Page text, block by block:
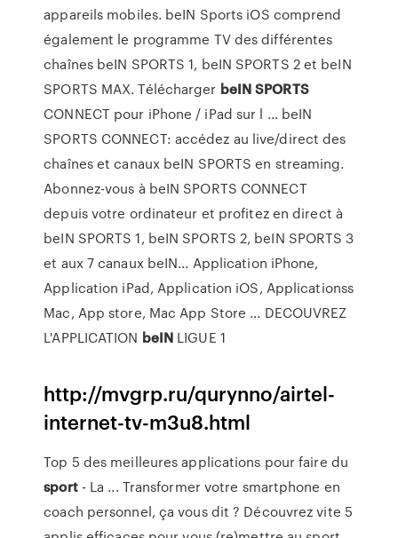
appareils mobiles. beIN Sports iOS comprend
également le programme TV des différentes
chaînes beIN SPORTS 1, beIN SPORTS 2 et beIN
SPORTS MAX. Télécharger beINSPORTS
CONNECT pour iPhone / iPad sur l ... beIN
SPORTS CONNECT: accédez au live/direct des
chaînes et canaux beIN SPORTS en streaming.
Abonnez-vous à beIN SPORTS CONNECT
depuis votre ordinateur et profitez en direct à
beIN SPORTS 1, beIN SPORTS 2, beIN SPORTS 3
et aux 7 canaux beIN... Application iPhone,
Application iPad, Application iOS, Applicationss
Mac, App store, Mac App Store ... DECOUVREZ
L'APPLICATION beIN LIGUE 1
http://mvgrp.ru/qurynno/airtel-
internet-tv-m3u8.html
Top 5 des meilleures applications pour faire du
sport- La ... Transformer votre smartphone en
coach personnel, ça vous dit ? Découvrez vite 5